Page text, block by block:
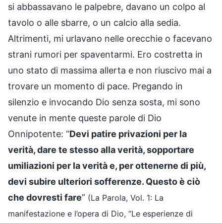
si abbassavano le palpebre, davano un colpo al
tavolo o alle sbarre, o un calcio alla sedia.
Altrimenti, mi urlavano nelle orecchie o facevano
strani rumori per spaventarmi. Ero costretta in
uno stato di massima allerta e non riuscivo mai a
trovare un momento di pace. Pregando in
silenzio e invocando Dio senza sosta, mi sono
venute in mente queste parole di Dio
Onnipotente: “Devi patire privazioni per la
verità, dare te stesso alla verità, sopportare
umiliazioni per la verità e, per ottenerne di più,
devi subire ulteriori sofferenze. Questo è ciò
che dovresti fare” (La Parola, Vol. 1: La
manifestazione e l’opera di Dio, “Le esperienze di